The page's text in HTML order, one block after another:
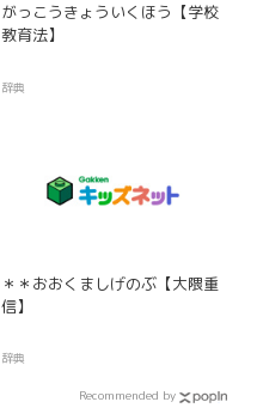
がっこうきょういくほう【学校
教育法】
辞典
＊＊おおくましげのぶ【大隈重
信】
辞典
Recommended by